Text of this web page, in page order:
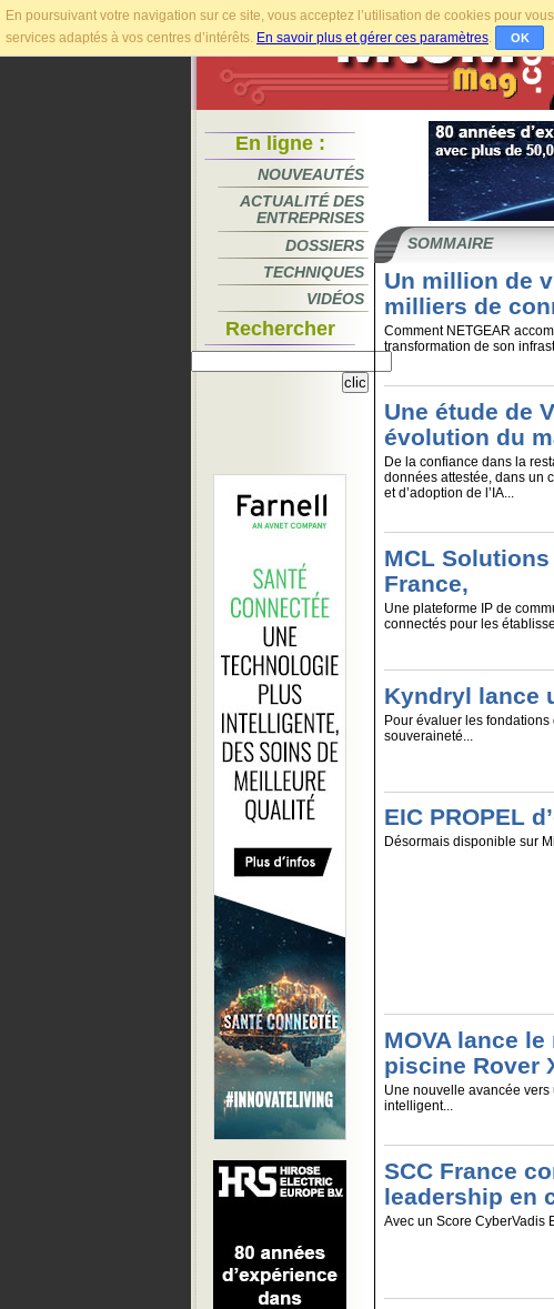
En poursuivant votre navigation sur ce site, vous acceptez l’utilisation de cookies pour
services adaptés à vos centres d’intérêts. En savoir plus et gérer ces paramètres. OK
En ligne :
NOUVEAUTÉS
ACTUALITÉ DES
ENTREPRISES
DOSSIERS
TECHNIQUES
VIDÉOS
Rechercher
SOMMAIRE
Un million de
milliers de
Comment NETGEAR
transformation de son
Une étude de
évolution du
De la confiance dans la
données attestée, dans un
et d’adoption de l’IA...
MCL
France,
Une plateforme IP de
connectés pour les
Kyndryl lance
Pour évaluer les
souveraineté...
EIC PROPEL
Désormais disponible sur
MOVA lance
piscine Rover
Une nouvelle avancée
intelligent...
SCC France
leadership en
Avec un Score CyberVadis